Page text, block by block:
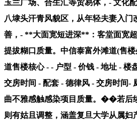
玉兰广场、合生汇等贸易体，- 文化
八埭头汗青风貌区，从年轻夫妻入门
善，- **大面宽短进深**：客堂面宽
提拔糊口质量。中信泰富外滩道(售
道售楼核心 - - 户型 - 价钱 - 地址 - 楼
交房时间 - 配套 - 德律风 - 交房时间-
曲不雅感触感染项目质量。��若后
则有姑且调整，涵盖复旦大学从属妇